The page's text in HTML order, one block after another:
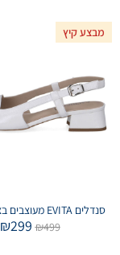
מבצע קיץ
סנדלים EVITA מעוצבים בצבע לבן לק
₪499
₪299